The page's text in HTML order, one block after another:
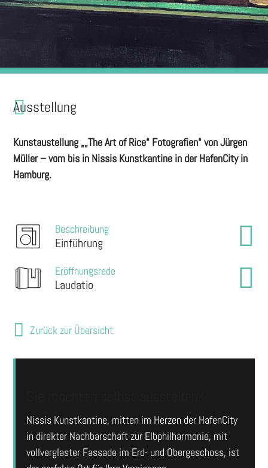
Ausstellung
Kunstaustellung „„The Art of Rice“ Fotografien“ von Jürgen
Müller – vom bis in Nissis Kunstkantine in der HafenCity in
Hamburg.
Beschreibung
Einführung
Eröffnungsrede
Laudatio
Zurück zur Übersicht
Nissis Kunstkantine, mitten im Herzen der HafenCity
in direkter Nachbarschaft zur Elbphilharmonie, mit
vollverglaster Fassade im Erd- und Obergeschoss, ist